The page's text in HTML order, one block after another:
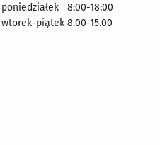
poniedziałek 8:00-18:00
wtorek-piątek 8.00-15.00